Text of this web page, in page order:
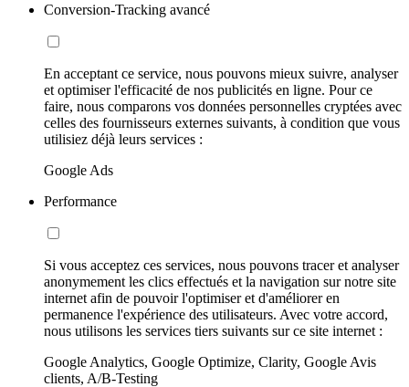
Conversion-Tracking avancé
En acceptant ce service, nous pouvons mieux suivre, analyser
et optimiser l'efficacité de nos publicités en ligne. Pour ce
faire, nous comparons vos données personnelles cryptées avec
celles des fournisseurs externes suivants, à condition que vous
utilisiez déjà leurs services :
Google Ads
Performance
Si vous acceptez ces services, nous pouvons tracer et analyser
anonymement les clics effectués et la navigation sur notre site
internet afin de pouvoir l'optimiser et d'améliorer en
permanence l'expérience des utilisateurs. Avec votre accord,
nous utilisons les services tiers suivants sur ce site internet :
Google Analytics, Google Optimize, Clarity, Google Avis
clients, A/B-Testing